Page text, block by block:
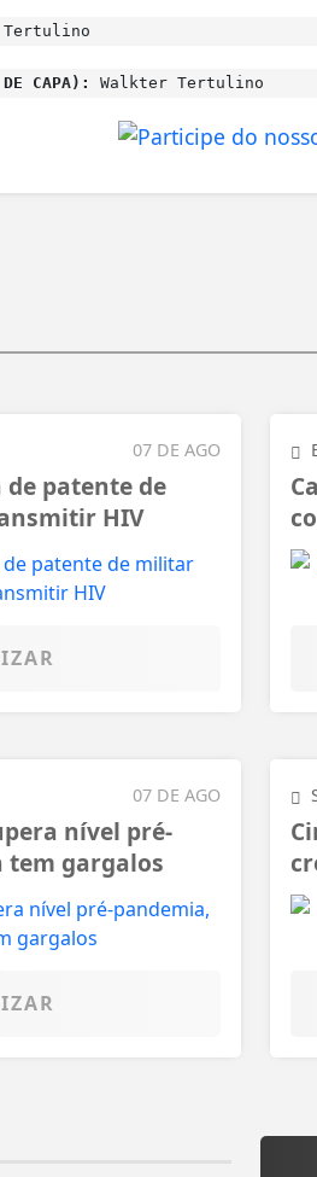
Tertulino
DE CAPA): Walkter Tertulino
07 DE AGO
de patente de
HIV
07 DE AGO
nível pré-
tem gargalos